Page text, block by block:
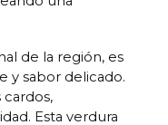
de la región, es
y sabor delicado.
Esta verdura